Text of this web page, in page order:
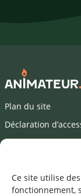
Ce site utilise
fonctionnement,
Plan du site
Déclaration
Mentions légales